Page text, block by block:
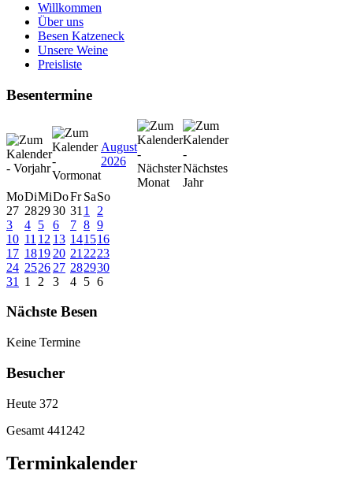
Willkommen
Über uns
Besen Katzeneck
Unsere Weine
Preisliste
Besentermine
August
2026
MoDiMiDoFr SaSo
27 282930 31 1
2
3
4 5 6 7 8 9
10 11 12 13 141516
17 1819 20 21 2223
24 2526 27 282930
31
1 2 3 4 5 6
Nächste Besen
Keine Termine
Besucher
Heute 372
Gesamt 441242
Terminkalender